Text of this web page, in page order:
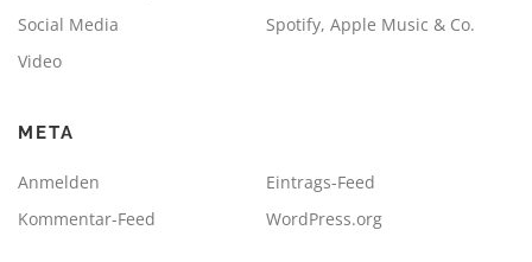
Social Media
Spotify, Apple Music & Co.
Video
META
Anmelden
Eintrags-Feed
Kommentar-Feed
WordPress.org